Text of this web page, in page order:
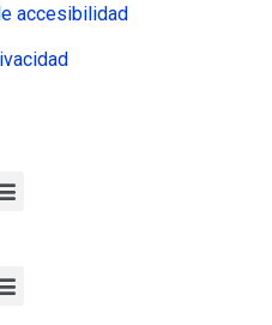
accesibilidad